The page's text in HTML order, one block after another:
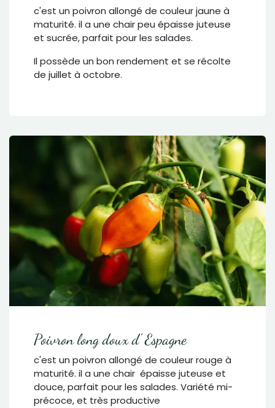
c'est un poivron allongé de couleur jaune à
maturité. il a une chair peu épaisse juteuse
et sucrée, parfait pour les salades.
Il possède un bon rendement et se récolte
de juillet à octobre.
Poivron long doux d' Espagne
c'est un poivron allongé de couleur rouge à
maturité. il a une chair épaisse juteuse et
douce, parfait pour les salades. Variété mi-
précoce, et très productive